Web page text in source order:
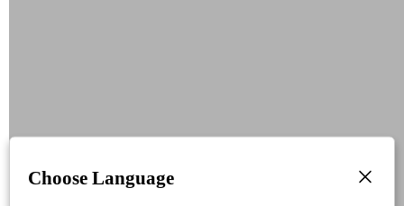
Choose Language